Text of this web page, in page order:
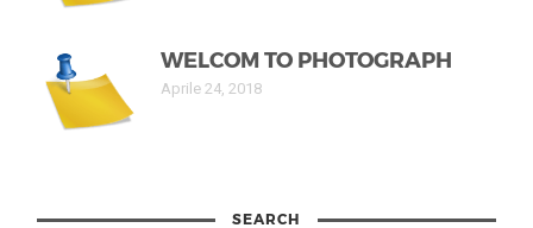
WELCOM TO PHOTOGRAPH
Aprile 24, 2018
SEARCH